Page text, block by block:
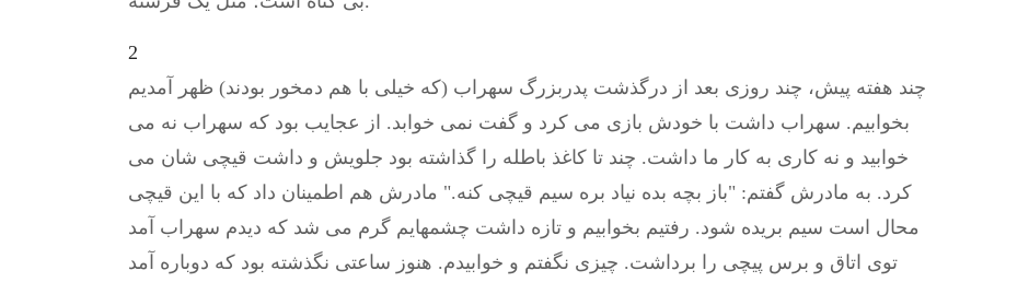
2
چند هفته پیش، چند روزی بعد از درگذشت پدربزرگ سهراب (که خیلی با هم دمخور بودند) ظهر آمدیم
بخوابیم. سهراب داشت با خودش بازی می کرد و گفت نمی خوابد. از عجایب بود که سهراب نه می
خوابید و نه کاری به کار ما داشت. چند تا کاغذ باطله را گذاشته بود جلویش و داشت قیچی شان می
کرد. به مادرش گفتم: "باز بچه بده نیاد بره سیم قیچی کنه." مادرش هم اطمینان داد که با این قیچی
محال است سیم بریده شود. رفتیم بخوابیم و تازه داشت چشمهایم گرم می شد که دیدم سهراب آمد
توی اتاق و برس پیچی را برداشت. چیزی نگفتم و خوابیدم. هنوز ساعتی نگذشته بود که دوباره آمد